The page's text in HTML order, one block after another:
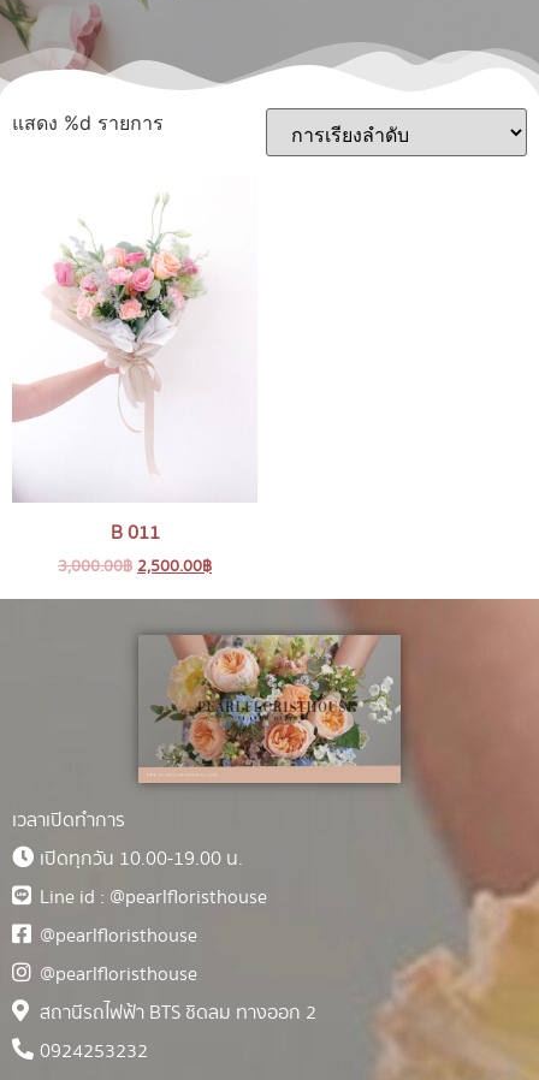
แสดง %d รายการ
B 011
3,000.00฿ 2,500.00฿
เวลาเปิดทำการ
เปิดทุกวัน 10.00-19.00 น.
Line id : @pearlfloristhouse
@pearlfloristhouse
@pearlfloristhouse
สถานีรถไฟฟ้า BTS ชิดลม ทางออก 2
0924253232